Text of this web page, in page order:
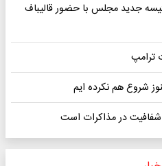
جدید مجلس با حضور قالیباف
ترامپ
شروع هم نکرده ایم
شفافیت در مذاکرات است